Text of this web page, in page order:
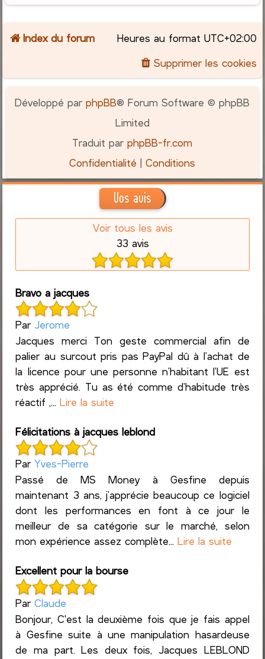
Index du forum Heures au format UTC+02:00
Supprimer les cookies
Développé parphpBB® Forum Software © phpBB
Limited
Traduit parphpBB-fr.com
Confidentialité |Conditions
Vos avis
Voir tous les avis
33 avis
Bravo a jacques
Par Jerome
Jacques merci Ton geste commercial afin de
palier au surcout pris pas PayPal dû à l’achat de
la licence pour une personne n’habitant l’UE est
très apprécié. Tu as été comme d’habitude très
réactif ,...Lire la suite
Félicitations à jacques leblond
ParYves-Pierre
Passé de MS Money à Gesfine depuis
maintenant 3 ans, j’apprécie beaucoup ce logiciel
dont les performances en font à ce jour le
meilleur de sa catégorie sur le marché, selon
mon expérience assez complète...Lire la suite
Excellent pour la bourse
ParClaude
Bonjour, C'est la deuxième fois que je fais appel
à Gesfine suite à une manipulation hasardeuse
de ma part. Les deux fois, Jacques LEBLOND